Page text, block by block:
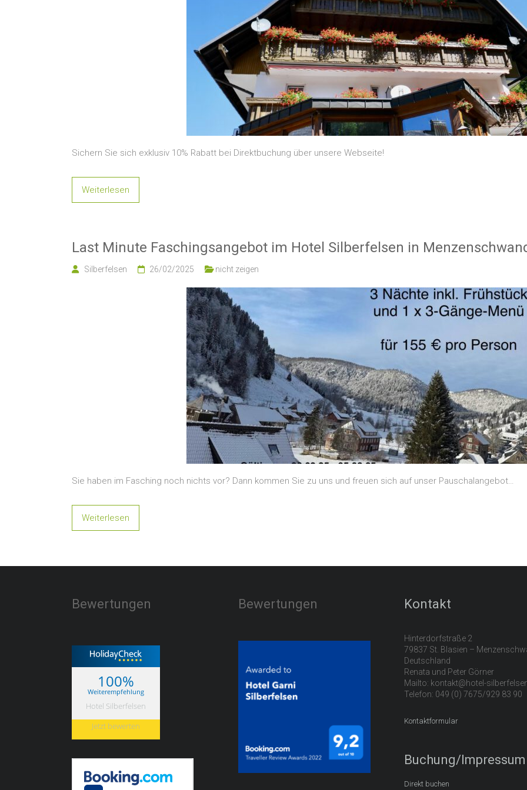
Sichern Sie sich exklusiv 10% Rabatt bei Direktbuchung über unsere Webseite!
Weiterlesen
Last Minute Faschingsangebot im Hotel Silberfelsen in
Silberfelsen 26/02/2025 nicht zeigen
Sie haben im Fasching noch nichts vor? Dann kommen Sie zu uns und freuen sich auf unser Pauschalangebot…
Weiterlesen
Bewertungen
100%
Weiterempfehlung
Hotel Silberfelsen
Jetzt bewerten
Bewertungen Kontakt
Hinterdorfstraße 2
79837 St. Blasien –
Deutschland
Renata und Peter Görner
Mailto: kontakt@hotel-
Telefon: 049 (0) 7675/929 83 90
Kontaktformular
Buchung/Impressum
Direkt buchen